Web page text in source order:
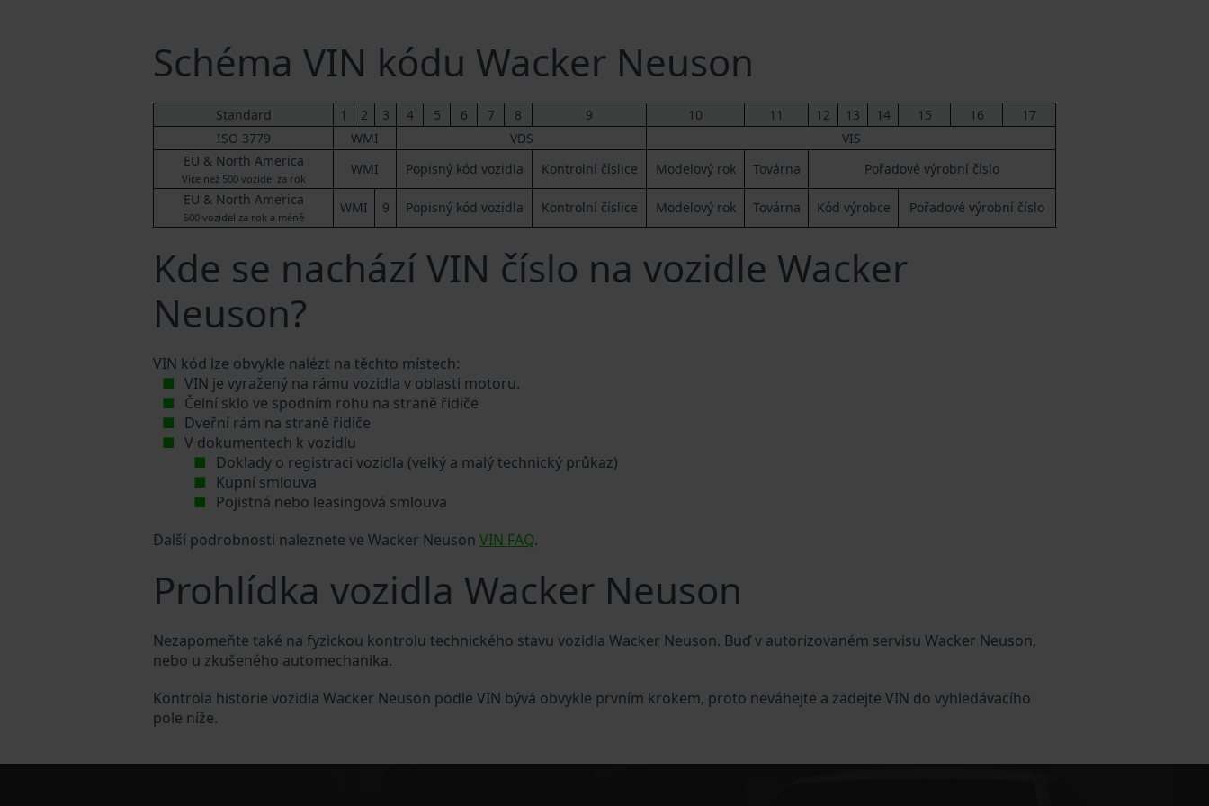
Schéma VIN kódu Wacker Neuson
Standard 1 2 3 4 5 6 7 8 9 10 11 12 13 14 15 16
17
ISO 3779
WMI VDS
VIS
EU & North America
Více než 500 vozidel za rok
WMI Popisný kód vozidla Kontrolní číslice Modelový rok Továrna
Pořadové výrobní číslo
EU & North America
500 vozidel za rok a méně
WMI 9 Popisný kód vozidla Kontrolní číslice Modelový rok Továrna Kód výrobce Pořadové výrobní číslo
Kde se nachází VIN číslo na vozidle Wacker
Neuson?
VIN kód lze obvykle nalézt na těchto místech:
VIN je vyražený na rámu vozidla v oblasti motoru.
Čelní sklo ve spodním rohu na straně řidiče
Dveřní rám na straně řidiče
V dokumentech k vozidlu
Doklady o registraci vozidla (velký a malý technický průkaz)
Kupní smlouva
Pojistná nebo leasingová smlouva
Další podrobnosti naleznete ve Wacker Neuson VIN FAQ.
Prohlídka vozidla Wacker Neuson
Nezapomeňte také na fyzickou kontrolu technického stavu vozidla Wacker Neuson. Buď v autorizovaném servisu Wacker Neuson,
nebo u zkušeného automechanika.
Kontrola historie vozidla Wacker Neuson podle VIN bývá obvykle prvním krokem, proto neváhejte a zadejte VIN do vyhledávacího
pole níže.